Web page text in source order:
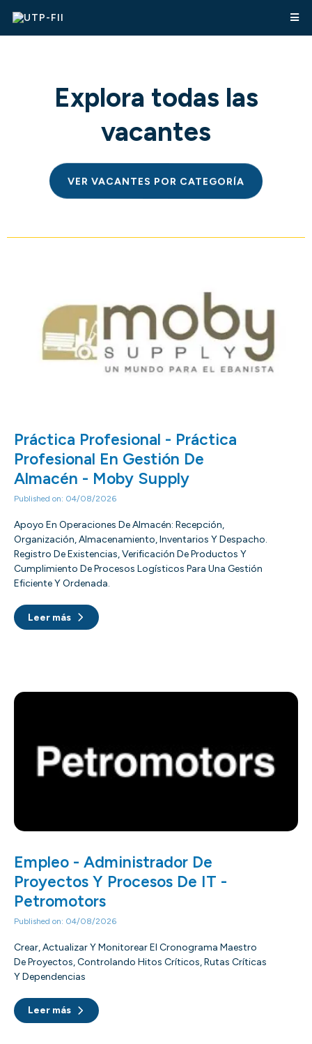
Explora todas las
vacantes
VER VACANTES POR CATEGORÍA
Práctica Profesional - Práctica
Profesional En Gestión De
Almacén - Moby Supply
Published on: 04/08/2026
Apoyo En Operaciones De Almacén: Recepción,
Organización, Almacenamiento, Inventarios Y Despacho.
Registro De Existencias, Verificación De Productos Y
Cumplimiento De Procesos Logísticos Para Una Gestión
Eficiente Y Ordenada.
Leer más
Empleo - Administrador De
Proyectos Y Procesos De IT -
Petromotors
Published on: 04/08/2026
Crear, Actualizar Y Monitorear El Cronograma Maestro
De Proyectos, Controlando Hitos Críticos, Rutas Críticas
Y Dependencias
Leer más